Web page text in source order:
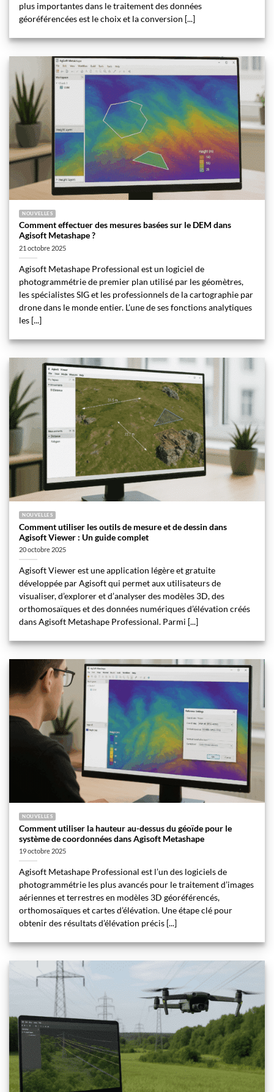
plus importantes dans le traitement des données
géoréférencées est le choix et la conversion [...]
NOUVELLES
Comment effectuer des mesures basées sur le DEM dans
Agisoft Metashape ?
21 octobre 2025
Agisoft Metashape Professional est un logiciel de
photogrammétrie de premier plan utilisé par les géomètres,
les spécialistes SIG et les professionnels de la cartographie par
drone dans le monde entier. L’une de ses fonctions analytiques
les [...]
NOUVELLES
Comment utiliser les outils de mesure et de dessin dans
Agisoft Viewer : Un guide complet
20 octobre 2025
Agisoft Viewer est une application légère et gratuite
développée par Agisoft qui permet aux utilisateurs de
visualiser, d’explorer et d’analyser des modèles 3D, des
orthomosaïques et des données numériques d’élévation créés
dans Agisoft Metashape Professional. Parmi [...]
NOUVELLES
Comment utiliser la hauteur au-dessus du géoïde pour le
système de coordonnées dans Agisoft Metashape
19 octobre 2025
Agisoft Metashape Professional est l’un des logiciels de
photogrammétrie les plus avancés pour le traitement d’images
aériennes et terrestres en modèles 3D géoréférencés,
orthomosaïques et cartes d’élévation. Une étape clé pour
obtenir des résultats d’élévation précis [...]